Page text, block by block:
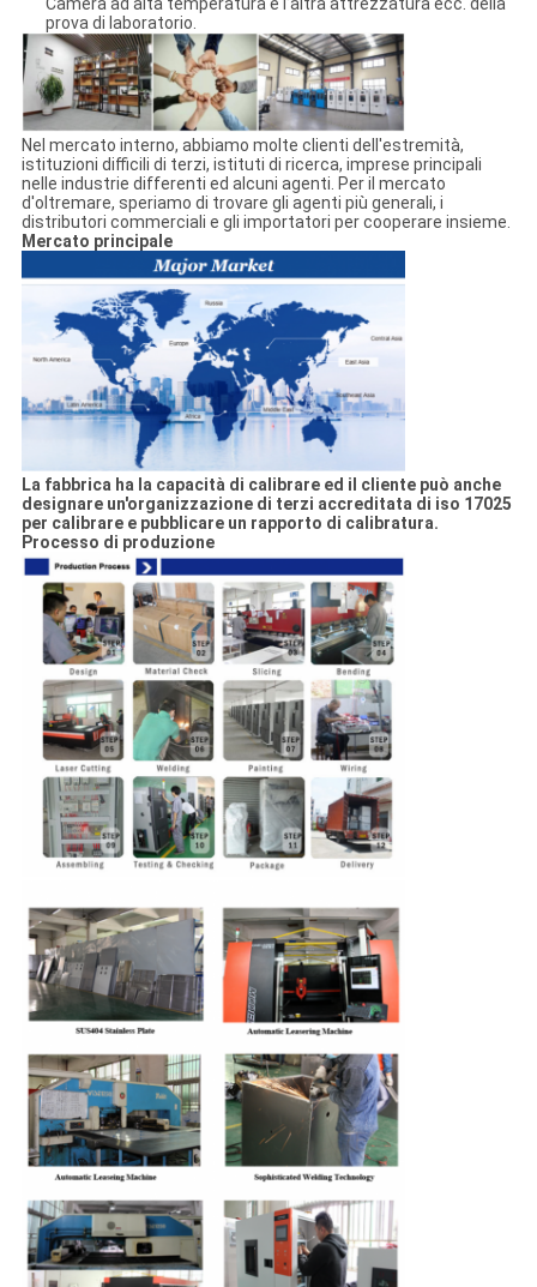
prova di laboratorio.
Nel mercato interno, abbiamo molte clienti dell'estremità,
istituzioni difficili di terzi, istituti di ricerca, imprese principali
nelle industrie differenti ed alcuni agenti. Per il mercato
d'oltremare, speriamo di trovare gli agenti più generali, i
distributori commerciali e gli importatori per cooperare insieme.
Mercato principale
La fabbrica ha la capacità di calibrare ed il cliente può anche
designare un'organizzazione di terzi accreditata di iso 17025
per calibrare e pubblicare un rapporto di calibratura.
Processo di produzione